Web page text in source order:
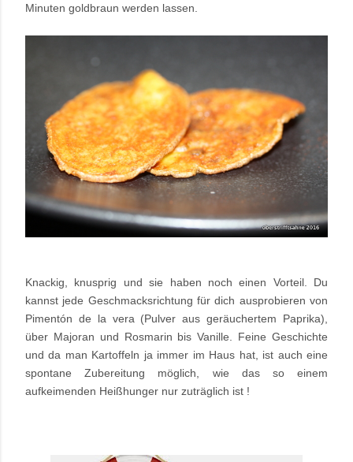
Minuten goldbraun werden lassen.
Knackig, knusprig und sie haben noch einen Vorteil. Du
kannst jede Geschmacksrichtung für dich ausprobieren von
Pimentón de la vera (Pulver aus geräuchertem Paprika),
über Majoran und Rosmarin bis Vanille. Feine Geschichte
und da man Kartoffeln ja immer im Haus hat, ist auch eine
spontane Zubereitung möglich, wie das so einem
aufkeimenden Heißhunger nur zuträglich ist !